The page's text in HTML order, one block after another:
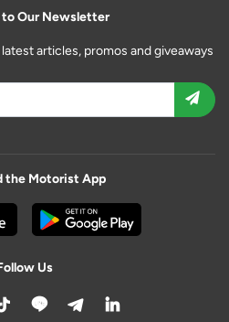
to Our Newsletter
articles, promos and giveaways
the Motorist App
Us